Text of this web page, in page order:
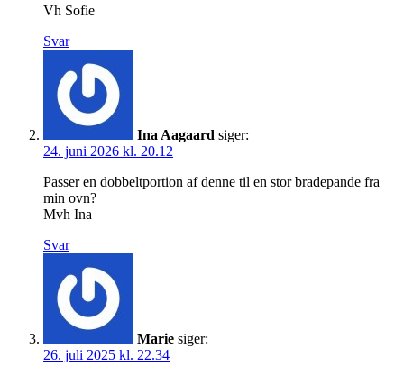
Vh Sofie
Svar
Ina Aagaard siger:
24. juni 2026 kl. 20.12
Passer en dobbeltportion af denne til en stor bradepande fra
min ovn?
Mvh Ina
Svar
Marie siger:
26. juli 2025 kl. 22.34